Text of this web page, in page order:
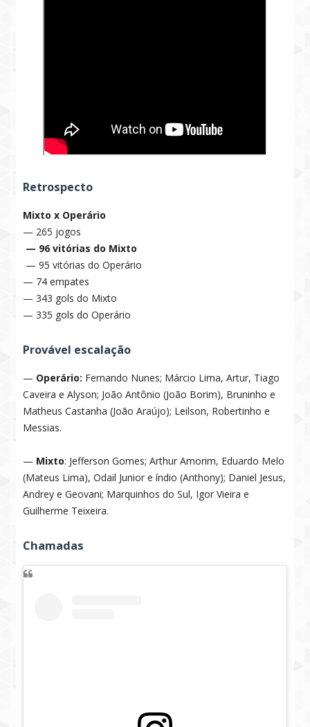
Retrospecto
Mixto x Operário
— 265 jogos
— 96 vitórias do Mixto
— 95 vitórias do Operário
— 74 empates
— 343 gols do Mixto
— 335 gols do Operário
Provável escalação
— Operário: Fernando Nunes; Márcio Lima, Artur, Tiago
Caveira e Alyson; João Antônio (João Borim), Bruninho e
Matheus Castanha (João Araújo); Leilson, Robertinho e
Messias.
— Mixto: Jefferson Gomes; Arthur Amorim, Eduardo Melo
(Mateus Lima), Odail Junior e índio (Anthony); Daniel Jesus,
Andrey e Geovani; Marquinhos do Sul, Igor Vieira e
Guilherme Teixeira.
Chamadas